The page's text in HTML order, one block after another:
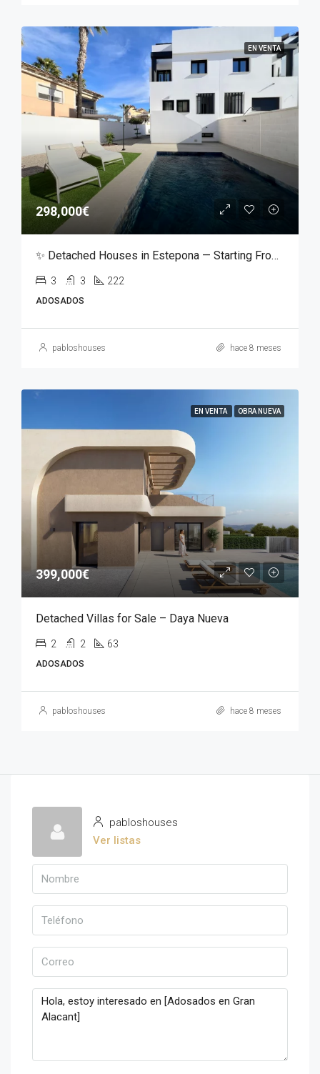
EN VENTA
298,000€
✨ Detached Houses in Estepona — Starting From €298,000 ✨
3 3 222
ADOSADOS
pabloshouses hace 8 meses
EN VENTA OBRA NUEVA
399,000€
Detached Villas for Sale – Daya Nueva
2 2 63
ADOSADOS
pabloshouses hace 8 meses
pabloshouses
Ver listas